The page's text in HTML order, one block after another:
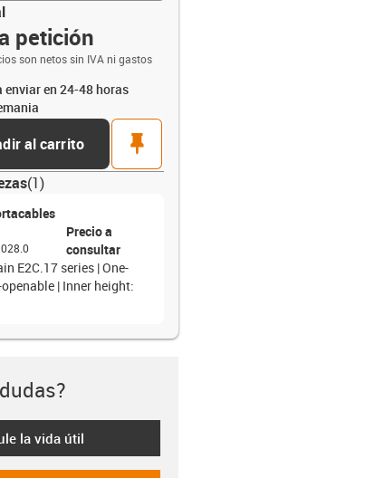
petición
son netos sin IVA ni gastos
enviar en 24-48 horas
al carrito
pin
(1)
Precio a
consultar
E2C.17 series | One-
| Inner height:
lebensdauerrechner
la vida útil
up